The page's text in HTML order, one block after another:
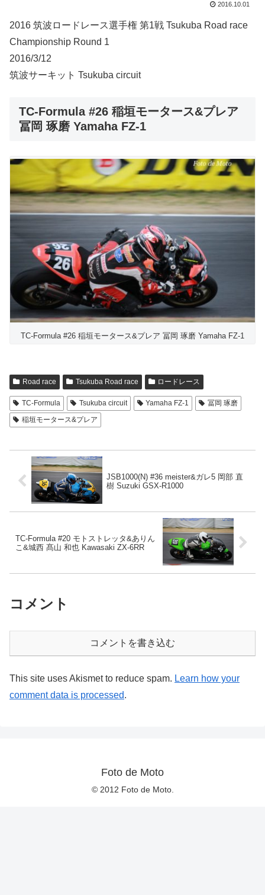
2016.10.01
2016 筑波ロードレース選手権 第1戦 Tsukuba Road race
Championship Round 1
2016/3/12
筑波サーキット Tsukuba circuit
TC-Formula #26 稲垣モータース&プレア
冨岡 琢磨 Yamaha FZ-1
TC-Formula #26 稲垣モータース&プレア 冨岡 琢磨 Yamaha FZ-1
Road race Tsukuba Road race ロードレース
TC-Formula Tsukuba circuit Yamaha FZ-1
冨岡 琢磨
稲垣モータース&プレア
JSB1000(N) #36 meister&ガレ5 岡部 直
樹 Suzuki GSX-R1000
TC-Formula #20 モトストレッタ&ありん
こ&城西 髙山 和也 Kawasaki ZX-6RR
コメント
コメントを書き込む
This site uses Akismet to reduce spam. Learn how your
comment data is processed.
Foto de Moto
© 2012 Foto de Moto.